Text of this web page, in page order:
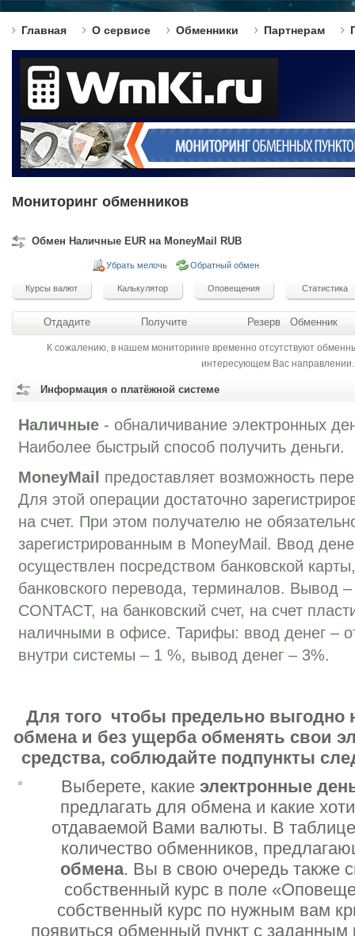
Главная О сервисе Обменники Партнерам
Мониторинг обменников
Обмен Наличные EUR на MoneyMail RUB
Убрать мелочь Обратный обмен
Отдадите Получите Резерв Обменник
К сожалению, в нашем мониторинге временно отсутствуют
интересующем Вас направлении.
Информация о платёжной системе
Наличные - обналичивание электронных
Наиболее быстрый способ получить деньги.
MoneyMail
предоставляет возможность
Для этой операции достаточно
на счет. При этом получателю не
зарегистрированным в MoneyMail. Ввод
осуществлен посредством банковской
банковского перевода, терминалов. Вывод –
CONTACT, на банковский счет, на счет
наличными в офисе. Тарифы: ввод денег –
внутри системы – 1 %, вывод денег – 3%.
Для того чтобы предельно выгодно
обмена и без ущерба обменять свои
средства, соблюдайте подпункты
Выберете, какие электронные
предлагать для обмена и какие
отдаваемой Вами валюты. В таблице
количество обменников,
обмена. Вы в свою очередь также
собственный курс в поле
собственный курс по нужным вам
появиться обменный пункт с заданным